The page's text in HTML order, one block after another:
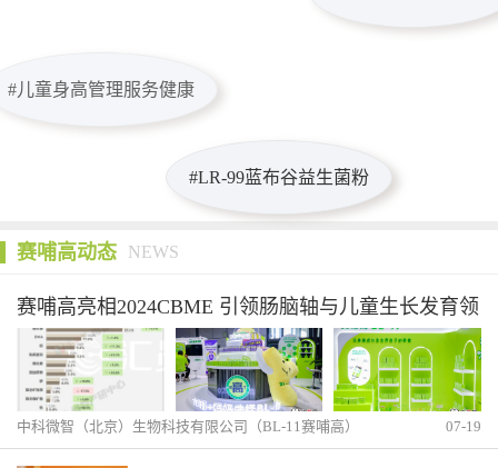
#儿童身高管理服务健康
#LR-99蓝布谷益生菌粉
赛哺高动态 NEWS
赛哺高亮相2024CBME 引领肠脑轴与儿童生长发育领
域新赛道
中科微智（北京）生物科技有限公司（BL-11赛哺高） 07-19